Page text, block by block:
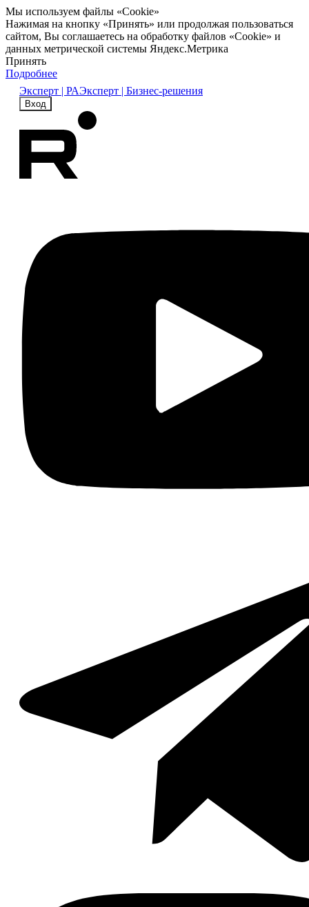
Мы используем файлы «Cookie»
Нажимая на кнопку «Принять» или продолжая пользоваться
сайтом, Вы соглашаетесь на обработку файлов «Cookie» и
данных метрической системы Яндекс.Метрика
Принять
Подробнее
Эксперт | РАЭксперт | Бизнес-решения
Вход